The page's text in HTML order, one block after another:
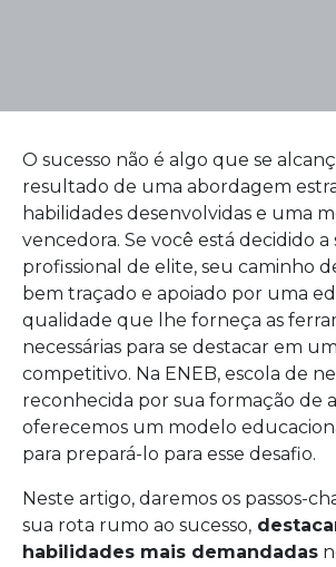
O sucesso não é algo que se
resultado de uma abordagem
habilidades desenvolvidas e uma
vencedora. Se você está decidido
profissional de elite, seu caminho
bem traçado e apoiado por uma
qualidade que lhe forneça as
necessárias para se destacar em
competitivo. Na ENEB, escola de
reconhecida por sua formação de
oferecemos um modelo
para prepará-lo para esse desafio.
Neste artigo, daremos os passos-
sua rota rumo ao sucesso,
habilidades mais demandadas